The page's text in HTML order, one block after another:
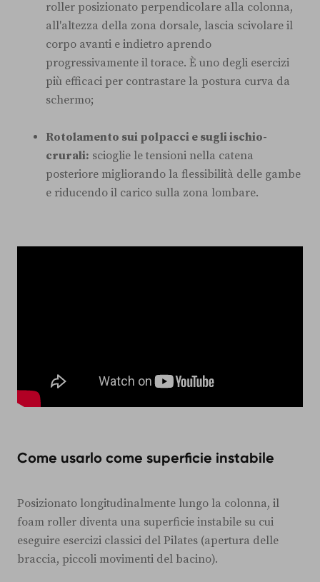
roller posizionato perpendicolare alla colonna,
all'altezza della zona dorsale, lascia scivolare il
corpo avanti e indietro aprendo
progressivamente il torace. È uno degli esercizi
più efficaci per contrastare la postura curva da
schermo;
Rotolamento sui polpacci e sugli ischio-
crurali: scioglie le tensioni nella catena
posteriore migliorando la flessibilità delle gambe
e riducendo il carico sulla zona lombare.
Come usarlo come superficie instabile
Posizionato longitudinalmente lungo la colonna, il
foam roller diventa una superficie instabile su cui
eseguire esercizi classici del Pilates (apertura delle
braccia, piccoli movimenti del bacino).